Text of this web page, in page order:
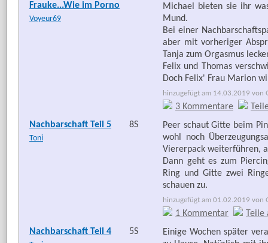
Frauke...Wie im Porno
Voyeur69
Michael bieten sie ihr
Mund.
Bei einer
aber mit vorheriger
Tanja zum Orgasmus
Felix und Thomas
Doch Felix' Frau Marion
hinzugefügt am 14.03.2019 von
3 Kommentare
Nachbarschaft Teil 5
Toni
8S
Peer schaut Gitte beim
wohl noch
Viererpack weiterführen,
Dann geht es zum
Ring und Gitte zwei
schauen zu.
hinzugefügt am 01.02.2019 von
1 Kommentar
Nachbarschaft Teil 4
5S
Einige Wochen später